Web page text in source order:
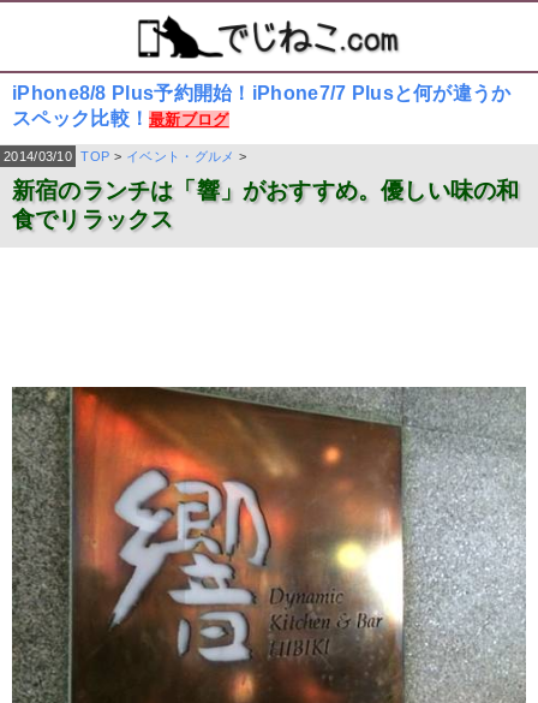
iPhone8/8 Plus予約開始！iPhone7/7 Plusと何が違うか
スペック比較！最新ブログ
2014/03/10 TOP > イベント・グルメ >
新宿のランチは「響」がおすすめ。優しい味の和
食でリラックス